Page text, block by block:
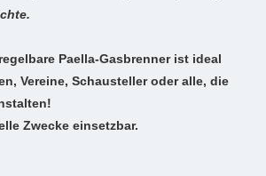
Paella-Gasbrenner ist ideal
Vereine, Schausteller oder alle, die
Zwecke einsetzbar.